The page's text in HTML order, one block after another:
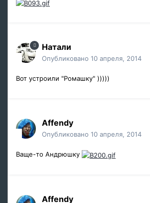
Натали
Опубликовано 10 апреля, 2014
Вот устроили "Ромашку" )))))
Affendy
Опубликовано 10 апреля, 2014
Ваще-то Андрюшку
Affendy